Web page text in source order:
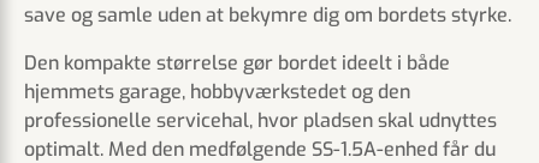
save og samle uden at bekymre dig om bordets styrke.
Den kompakte størrelse gør bordet ideelt i både
hjemmets garage, hobbyværkstedet og den
professionelle servicehal, hvor pladsen skal udnyttes
optimalt. Med den medfølgende SS-1.5A-enhed får du